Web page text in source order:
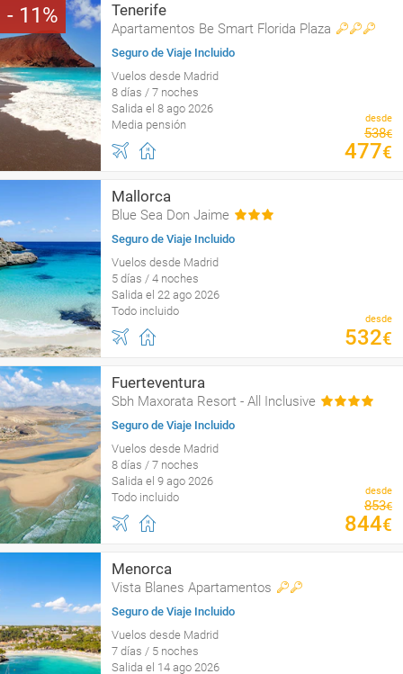
11 Tenerife
Apartamentos Be Smart Florida Plaza
Seguro de Viaje Incluido
Vuelos desde Madrid
8 días / 7 noches
Salida el 8 ago 2026
Media pensión
desde
538€
477€
Mallorca
Blue Sea Don Jaime
Seguro de Viaje Incluido
Vuelos desde Madrid
5 días / 4 noches
Salida el 22 ago 2026
Todo incluido
desde
532€
Fuerteventura
Sbh Maxorata Resort - All Inclusive
Seguro de Viaje Incluido
Vuelos desde Madrid
8 días / 7 noches
Salida el 9 ago 2026
Todo incluido
desde
853€
844€
Menorca
Vista Blanes Apartamentos
Seguro de Viaje Incluido
Vuelos desde Madrid
7 días / 5 noches
Salida el 14 ago 2026